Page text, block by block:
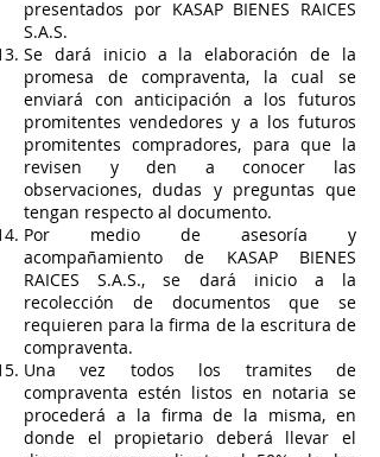
presentados por KASAP BIENES RAICES
S.A.S.
Se dará inicio a la elaboración de la
promesa de compraventa, la cual se
enviará con anticipación a los futuros
promitentes vendedores y a los futuros
promitentes compradores, para que la
revisen y den a conocer las
observaciones, dudas y preguntas que
tengan respecto al documento.
Por medio de asesoría y
acompañamiento de KASAP BIENES
RAICES S.A.S., se dará inicio a la
recolección de documentos que se
requieren para la firma de la escritura de
compraventa.
Una vez todos los tramites de
compraventa estén listos en notaria se
procederá a la firma de la misma, en
donde el propietario deberá llevar el